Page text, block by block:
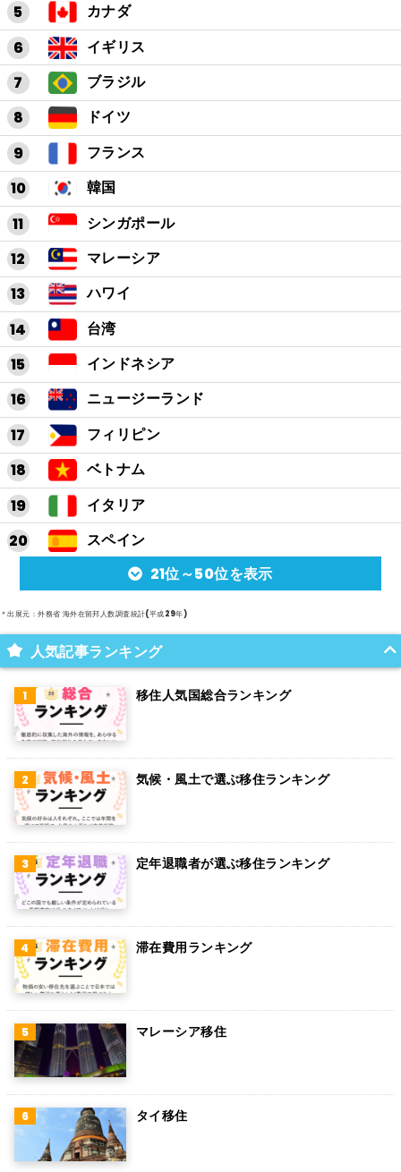
カナダ
イギリス
ブラジル
ドイツ
フランス
韓国
シンガポール
マレーシア
ハワイ
台湾
インドネシア
ニュージーランド
フィリピン
ベトナム
イタリア
スペイン
アルゼンチン
メキシコ
スイス
オランダ
グアム
パラグアイ
アラブ首長国連邦
スウェーデン
ペルー
ボリビア
カンボジア
オーストリア
ロシア
ミャンマー
アイルランド
21位～50位を表示
＊出展元：外務省 海外在留邦人数調査統計(平成29年)
人気記事ランキング
移住人気国総合ランキング
気候・風土で選ぶ移住ランキング
定年退職者が選ぶ移住ランキング
滞在費用ランキング
マレーシア移住
タイ移住